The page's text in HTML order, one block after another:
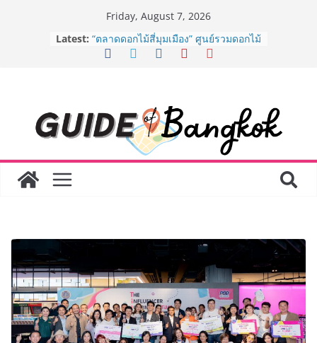
Friday, August 7, 2026
Latest: “ตลาดดอกไม้สี่มุมเมือง” ศูนย์รวมดอกไม้
สด ดอกไม้ประดิษฐ์ พวงมาลัย และสังฆ
ครั้งแรกของไทย ส่งอุปกรณ์วิทยาศาสตร์
“CE-7 MATCH” ฝีมือคนไทย ร่วมภารกิจ
สำรวจดวงจันทร์ 24 สิงหาคมนี้
8.8 “ซูเลียน” รวมพลังนักธุรกิจทั่ว
ประเทศ จัดประชุมใหญ่แห่งปี พบ CEO
อร่อย ยกเมนูระดับตำนาน “ข้าวหน้าไก่
ราชวงศ์” พุ่งทะยานสู่น่านฟ้า
BEDO เดินหน้าจัดกิจกรรมเจรจาธุรกิจ
“BIO TRADE CONNECT 2026” ยก
ระดับผลิตภัณฑ์ท้องถิ่นสู่ตลาดเชิง
พาณิชย์อย่างยั่งยืน